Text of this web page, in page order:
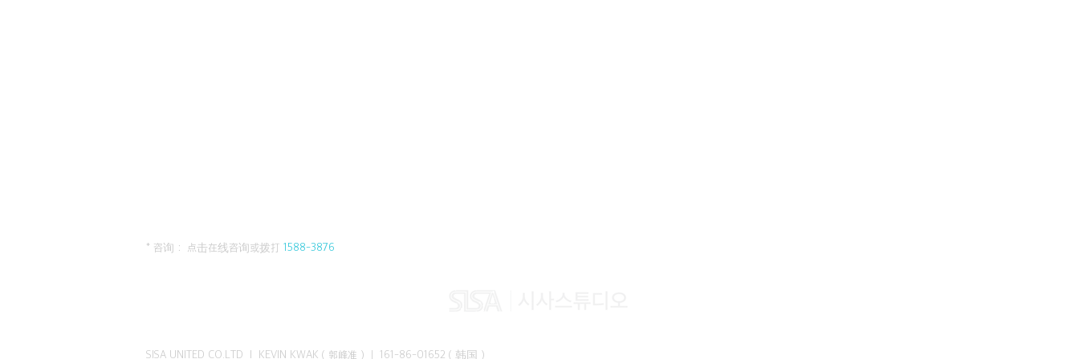
* 咨询： 点击在线咨询或拨打 1588-3876
SISA UNITED CO.LTD I KEVIN KWAK（郭峰准）｜ 161-86-01652（韩国）